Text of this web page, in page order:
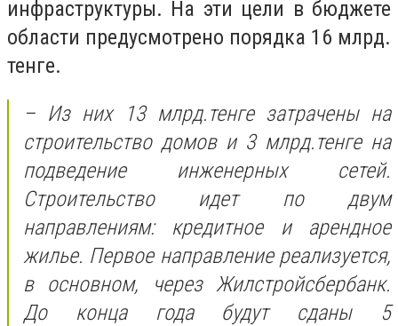
инфраструктуры. На эти цели в бюджете
области предусмотрено порядка 16 млрд.
тенге.
– Из них 13 млрд.тенге затрачены на
строительство домов и 3 млрд.тенге на
подведение инженерных сетей.
Строительство идет по двум
направлениям: кредитное и арендное
жилье. Первое направление реализуется,
в основном, через Жилстройсбербанк.
До конца года будут сданы 5